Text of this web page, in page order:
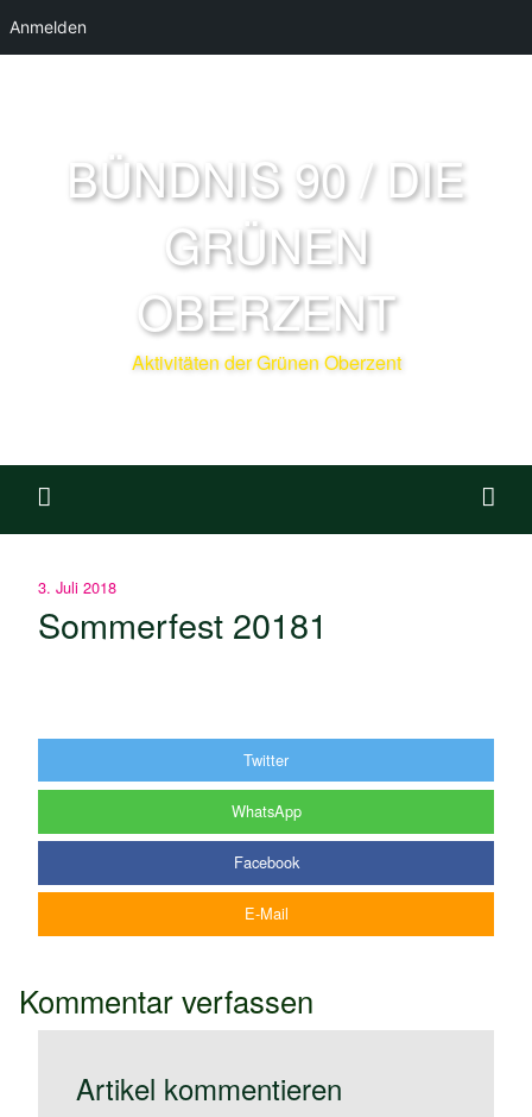
BÜNDNIS 90 / DIE
GRÜNEN
OBERZENT
Aktivitäten der Grünen Oberzent
3. Juli 2018
Sommerfest 20181
Twitter
WhatsApp
Facebook
E-Mail
Kommentar verfassen
Artikel kommentieren
Anmelden